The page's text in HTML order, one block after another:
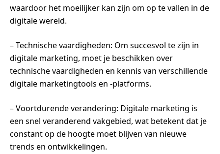
waardoor het moeilijker kan zijn om op te vallen in de
digitale wereld.
– Technische vaardigheden: Om succesvol te zijn in
digitale marketing, moet je beschikken over
technische vaardigheden en kennis van verschillende
digitale marketingtools en -platforms.
– Voortdurende verandering: Digitale marketing is
een snel veranderend vakgebied, wat betekent dat je
constant op de hoogte moet blijven van nieuwe
trends en ontwikkelingen.